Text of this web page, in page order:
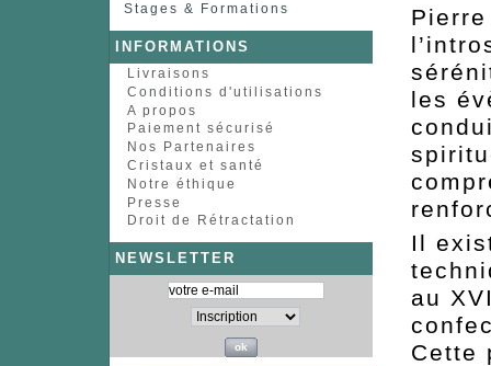
Stages & Formations
INFORMATIONS
Livraisons
Conditions d'utilisations
A propos
Paiement sécurisé
Nos Partenaires
Cristaux et santé
Notre éthique
Presse
Droit de Rétractation
NEWSLETTER
les
Il
au
Cette